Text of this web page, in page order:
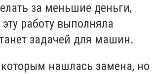
за меньшие деньги,
работу выполняла
задачей для машин.
нашлась замена, но